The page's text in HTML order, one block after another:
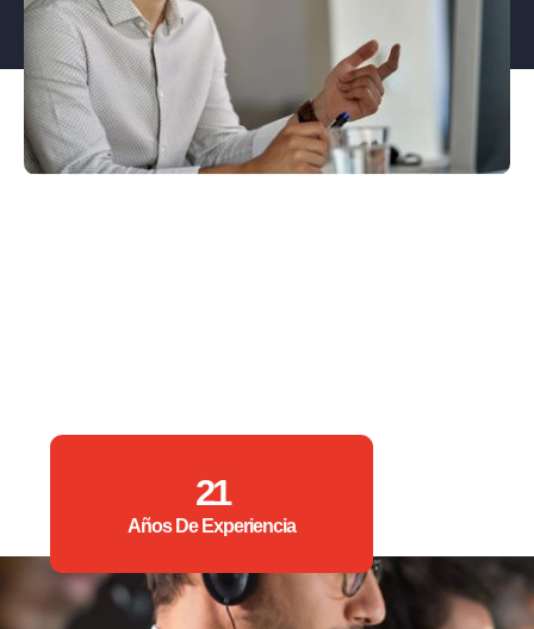
21
Años De Experiencia